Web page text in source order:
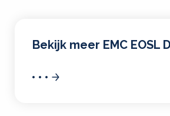
Bekijk meer EMC EOSL